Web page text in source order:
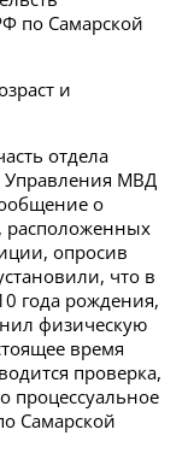
по Самарской
и
отдела
МВД
о
расположенных
опросив
что в
года рождения,
физическую
время
проверка,
процессуальное
Самарской